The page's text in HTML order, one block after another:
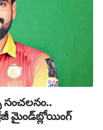
సంచలనం..
మైండ్‌బ్లోయింగ్